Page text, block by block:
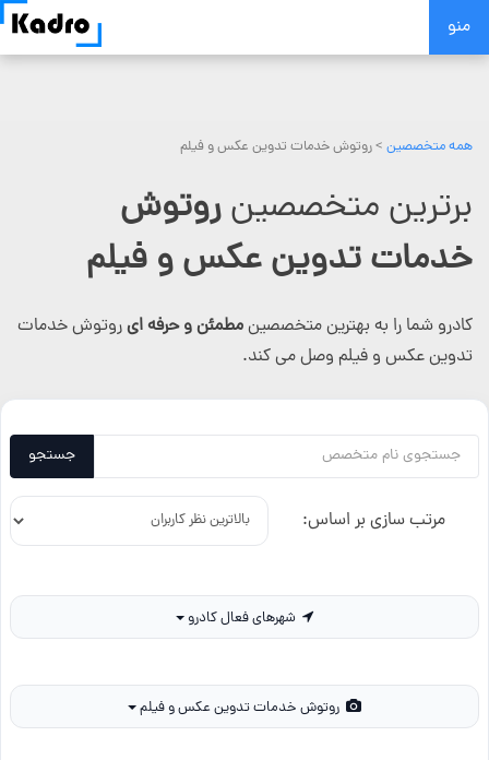
Skip
منو
همه متخصصین >روتوش خدمات تدوین عکس و فیلم
برترین متخصصینروتوش
خدمات تدوین عکس و فیلم
کادرو شما را به بهترین متخصصینمطمئن و حرفه ایروتوش خدمات
تدوین عکس و فیلم وصل می کند.
جستجو
مرتب سازی بر اساس: